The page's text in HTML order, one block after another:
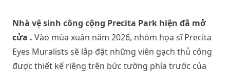
Nhà vệ sinh công cộng Precita Park hiện đã mở
cửa . Vào mùa xuân năm 2026, nhóm họa sĩ Precita
Eyes Muralists sẽ lắp đặt những viên gạch thủ công
được thiết kế riêng trên bức tường phía trước của